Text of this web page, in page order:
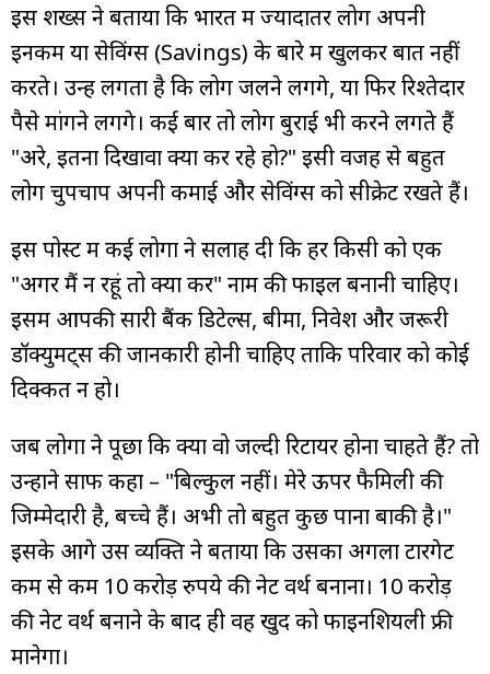
इस शख्स ने बताया कि भारत में ज्यादातर लोग अपनी
इनकम या सेविंग्स (Savings) के बारे में खुलकर बात नहीं
करते। उन्हें लगता है कि लोग जलने लगेंगे, या फिर रिश्तेदार
पैसे मांगने लगेंगे। कई बार तो लोग बुराई भी करने लगते हैं
"अरे, इतना दिखावा क्यों कर रहे हो?" इसी वजह से बहुत
लोग चुपचाप अपनी कमाई और सेविंग्स को सीक्रेट रखते हैं।
इस पोस्ट में कई लोगों ने सलाह दी कि हर किसी को एक
"अगर मैं न रहूं तो क्या करें" नाम की फाइल बनानी चाहिए।
इसमें आपकी सारी बैंक डिटेल्स, बीमा, निवेश और जरूरी
डॉक्युमेंट्स की जानकारी होनी चाहिए ताकि परिवार को कोई
दिक्कत न हो।
जब लोगों ने पूछा कि क्या वो जल्दी रिटायर होना चाहते हैं? तो
उन्होंने साफ कहा – "बिल्कुल नहीं। मेरे ऊपर फैमिली की
जिम्मेदारी है, बच्चे हैं। अभी तो बहुत कुछ पाना बाकी है।"
इसके आगे उस व्यक्ति ने बताया कि उसका अगला टारगेट
कम से कम 10 करोड़ रुपये की नेट वर्थ बनाना। 10 करोड़
की नेट वर्थ बनाने के बाद ही वह खुद को फाइनेंशियली फ्री
मानेगा।